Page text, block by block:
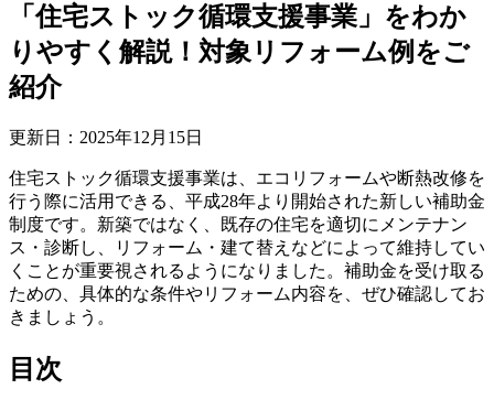
「住宅ストック循環支援事業」をわか
りやすく解説！対象リフォーム例をご
紹介
更新日： 2025年12 月 15日
住宅ストック循環支援事業は、エコリフォームや断熱改修を
行う際に活用できる、平成28年より開始された新しい補助金
制度です。新築ではなく、既存の住宅を適切にメンテナン
ス・診断し、リフォーム・建て替えなどによって維持してい
くことが重要視されるようになりました。補助金を受け取る
ための、具体的な条件やリフォーム内容を、ぜひ確認してお
きましょう。
目次